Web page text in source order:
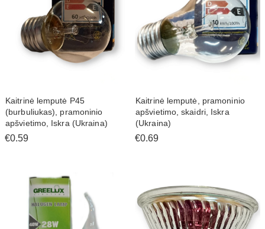
Kaitrinė lemputė P45
(burbuliukas), pramoninio
apšvietimo, Iskra (Ukraina)
€0.59
Kaitrinė lemputė, pramoninio
apšvietimo, skaidri, Iskra
(Ukraina)
€0.69